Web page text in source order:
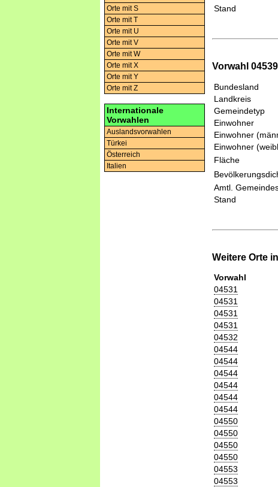
Orte mit S
Orte mit T
Orte mit U
Orte mit V
Orte mit W
Orte mit X
Orte mit Y
Orte mit Z
Internationale
Vorwahlen
Auslandsvorwahlen
Türkei
Österreich
Italien
Stand
Vorwahl
Bundesland
Landkreis
Gemeindetyp
Einwohner
Einwohner
Einwohner
Fläche
Amtl.
Stand
Weitere Orte
Vorwahl
04531
04531
04531
04531
04532
04544
04544
04544
04544
04544
04544
04550
04550
04550
04550
04553
04553